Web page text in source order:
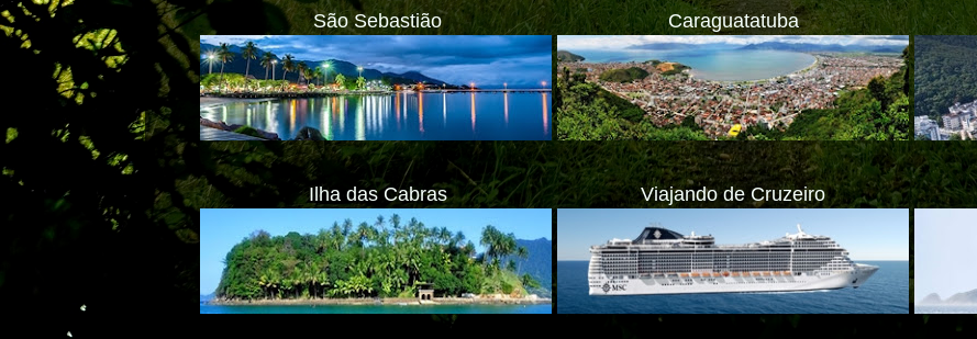
São Sebastião Caraguatatuba
Ilha das Cabras Viajando de Cruzeiro